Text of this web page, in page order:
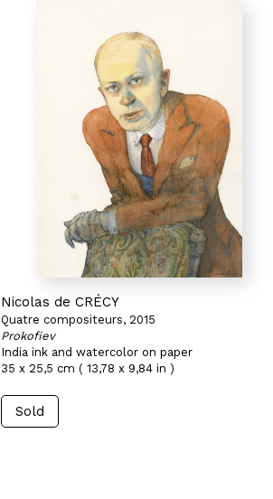
Nicolas de CRÉCY
Quatre compositeurs, 2015
Prokofiev
India ink and watercolor on paper
35 x 25,5 cm ( 13,78 x 9,84 in )
Sold